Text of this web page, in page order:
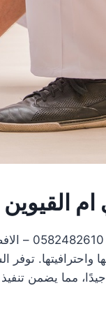
شركة
واحترافيتها. توفر
مما يضمن تنفيذ